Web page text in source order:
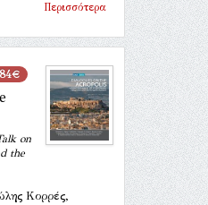
Περισσότερα
on
the
Κορρές,